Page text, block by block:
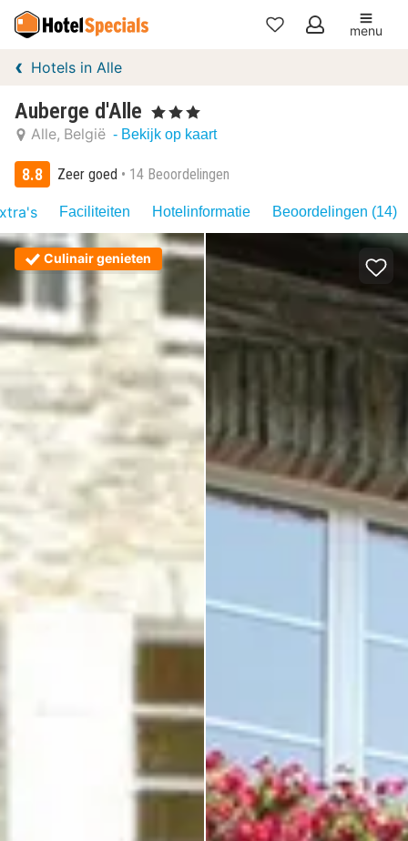
Mijn
menu
Hotels in Alle
Auberge d'Alle , 3 Sterren
Alle België - Bekijk op kaart
8.8 Zeer goed 14 Beoordelingen
Faciliteiten Hotelinformatie Beoordelingen (14)
Culinair genieten